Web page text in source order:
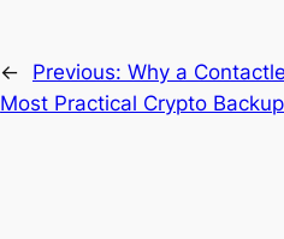
← Previous: Why a
Most Practical Crypto